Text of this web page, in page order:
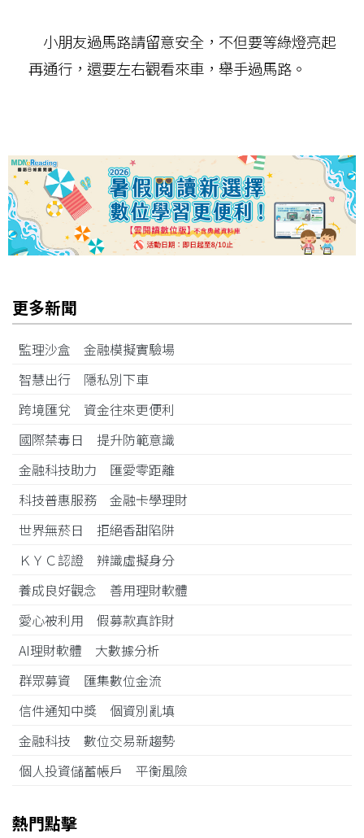
小朋友過馬路請留意安全，不但要等綠燈亮起
再通行，還要左右觀看來車，舉手過馬路。
更多新聞
監理沙盒 金融模擬實驗場
智慧出行 隱私別下車
跨境匯兌 資金往來更便利
國際禁毒日 提升防範意識
金融科技助力 匯愛零距離
科技普惠服務 金融卡學理財
世界無菸日 拒絕香甜陷阱
ＫＹＣ認證 辨識虛擬身分
養成良好觀念 善用理財軟體
愛心被利用 假募款真詐財
AI理財軟體 大數據分析
群眾募資 匯集數位金流
信件通知中獎 個資別亂填
金融科技 數位交易新趨勢
個人投資儲蓄帳戶 平衡風險
熱門點擊